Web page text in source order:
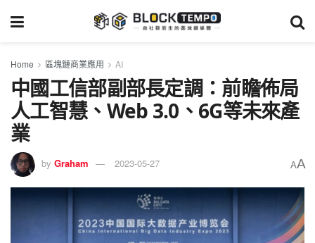
Home 區塊鏈商業應用 AI
中國工信部副部長定調：前瞻佈局
人工智慧、Web 3.0、6G等未來產
業
by Graham 2023-05-27 AA